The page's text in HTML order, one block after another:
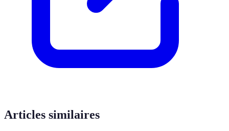
Articles similaires